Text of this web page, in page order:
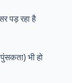
पड़ रहा है
भी हो